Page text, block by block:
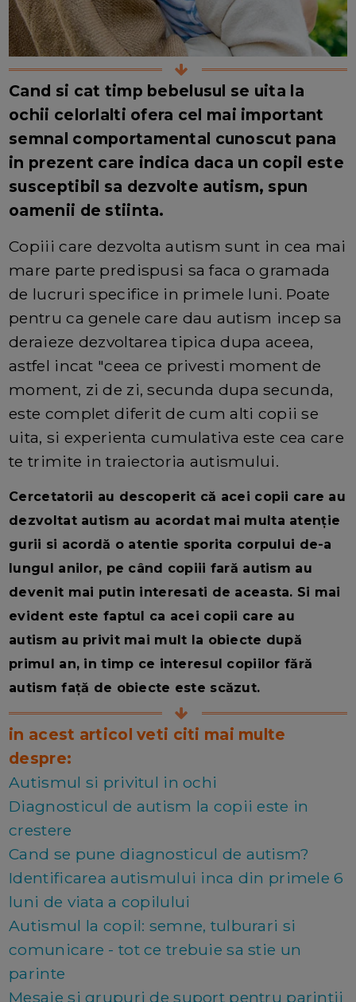
Cand si cat timp bebelusul se uita la
ochii celorlalti ofera cel mai important
semnal comportamental cunoscut pana
in prezent care indica daca un copil este
susceptibil sa dezvolte autism, spun
oamenii de stiinta.
Copiii care dezvolta autism sunt in cea mai
mare parte predispusi sa faca o gramada
de lucruri specifice in primele luni. Poate
pentru ca genele care dau autism incep sa
deraieze dezvoltarea tipica dupa aceea,
astfel incat "ceea ce privesti moment de
moment, zi de zi, secunda dupa secunda,
este complet diferit de cum alti copii se
uita, si experienta cumulativa este cea care
te trimite in traiectoria autismului.
Cercetatorii au descoperit că acei copii care au
dezvoltat autism au acordat mai multa atenție
gurii si acordă o atentie sporita corpului de-a
lungul anilor, pe când copiii fară autism au
devenit mai putin interesati de aceasta. Si mai
evident este faptul ca acei copii care au
autism au privit mai mult la obiecte după
primul an, in timp ce interesul copiilor fără
autism față de obiecte este scăzut.
in acest articol veti citi mai multe
despre:
Autismul si privitul in ochi
Diagnosticul de autism la copii este in
crestere
Cand se pune diagnosticul de autism?
Identificarea autismului inca din primele 6
luni de viata a copilului
Autismul la copil: semne, tulburari si
comunicare - tot ce trebuie sa stie un
parinte
Mesaje si grupuri de suport pentru parintii